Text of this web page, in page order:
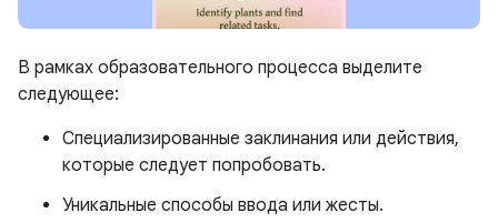
В рамках образовательного процесса выделите
следующее:
Специализированные заклинания или действия,
которые следует попробовать.
Уникальные способы ввода или жесты.